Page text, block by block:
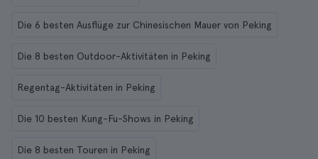
Die 6 besten Ausflüge zur Chinesischen Mauer von Peking
Die 8 besten Outdoor-Aktivitäten in Peking
Regentag-Aktivitäten in Peking
Die 10 besten Kung-Fu-Shows in Peking
Die 8 besten Touren in Peking